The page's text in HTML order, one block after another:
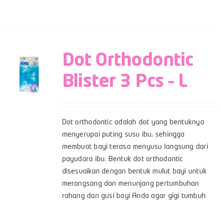
Dot Orthodontic
Blister 3 Pcs – L
Dot orthodontic adalah dot yang bentuknya
menyerupai puting susu ibu, sehingga
membuat bayi terasa menyusu langsung dari
payudara ibu. Bentuk dot orthodontic
disesuaikan dengan bentuk mulut bayi untuk
merangsang dan menunjang pertumbuhan
rahang dan gusi bayi Anda agar gigi tumbuh